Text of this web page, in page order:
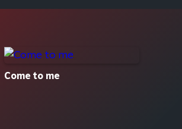
Come to me